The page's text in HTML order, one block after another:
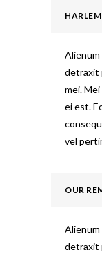
detraxit
mei.
ei est.
vel
OUR
detraxit